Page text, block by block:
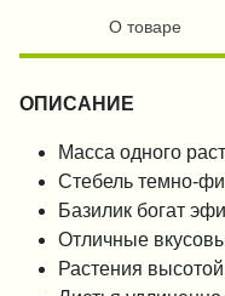
О товаре
ОПИСАНИЕ
Масса одного
Стебель темно-
Базилик богат
Отличные
Растения